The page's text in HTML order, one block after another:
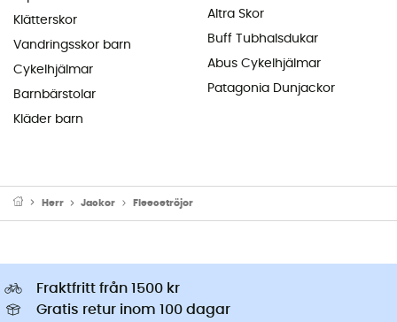
Klätterskor
Vandringsskor barn
Cykelhjälmar
Barnbärstolar
Kläder barn
Altra Skor
Buff Tubhalsdukar
Abus Cykelhjälmar
Patagonia Dunjackor
Herr Jackor Fleecetröjor
Fraktfritt från 1500 kr
Gratis retur inom 100 dagar